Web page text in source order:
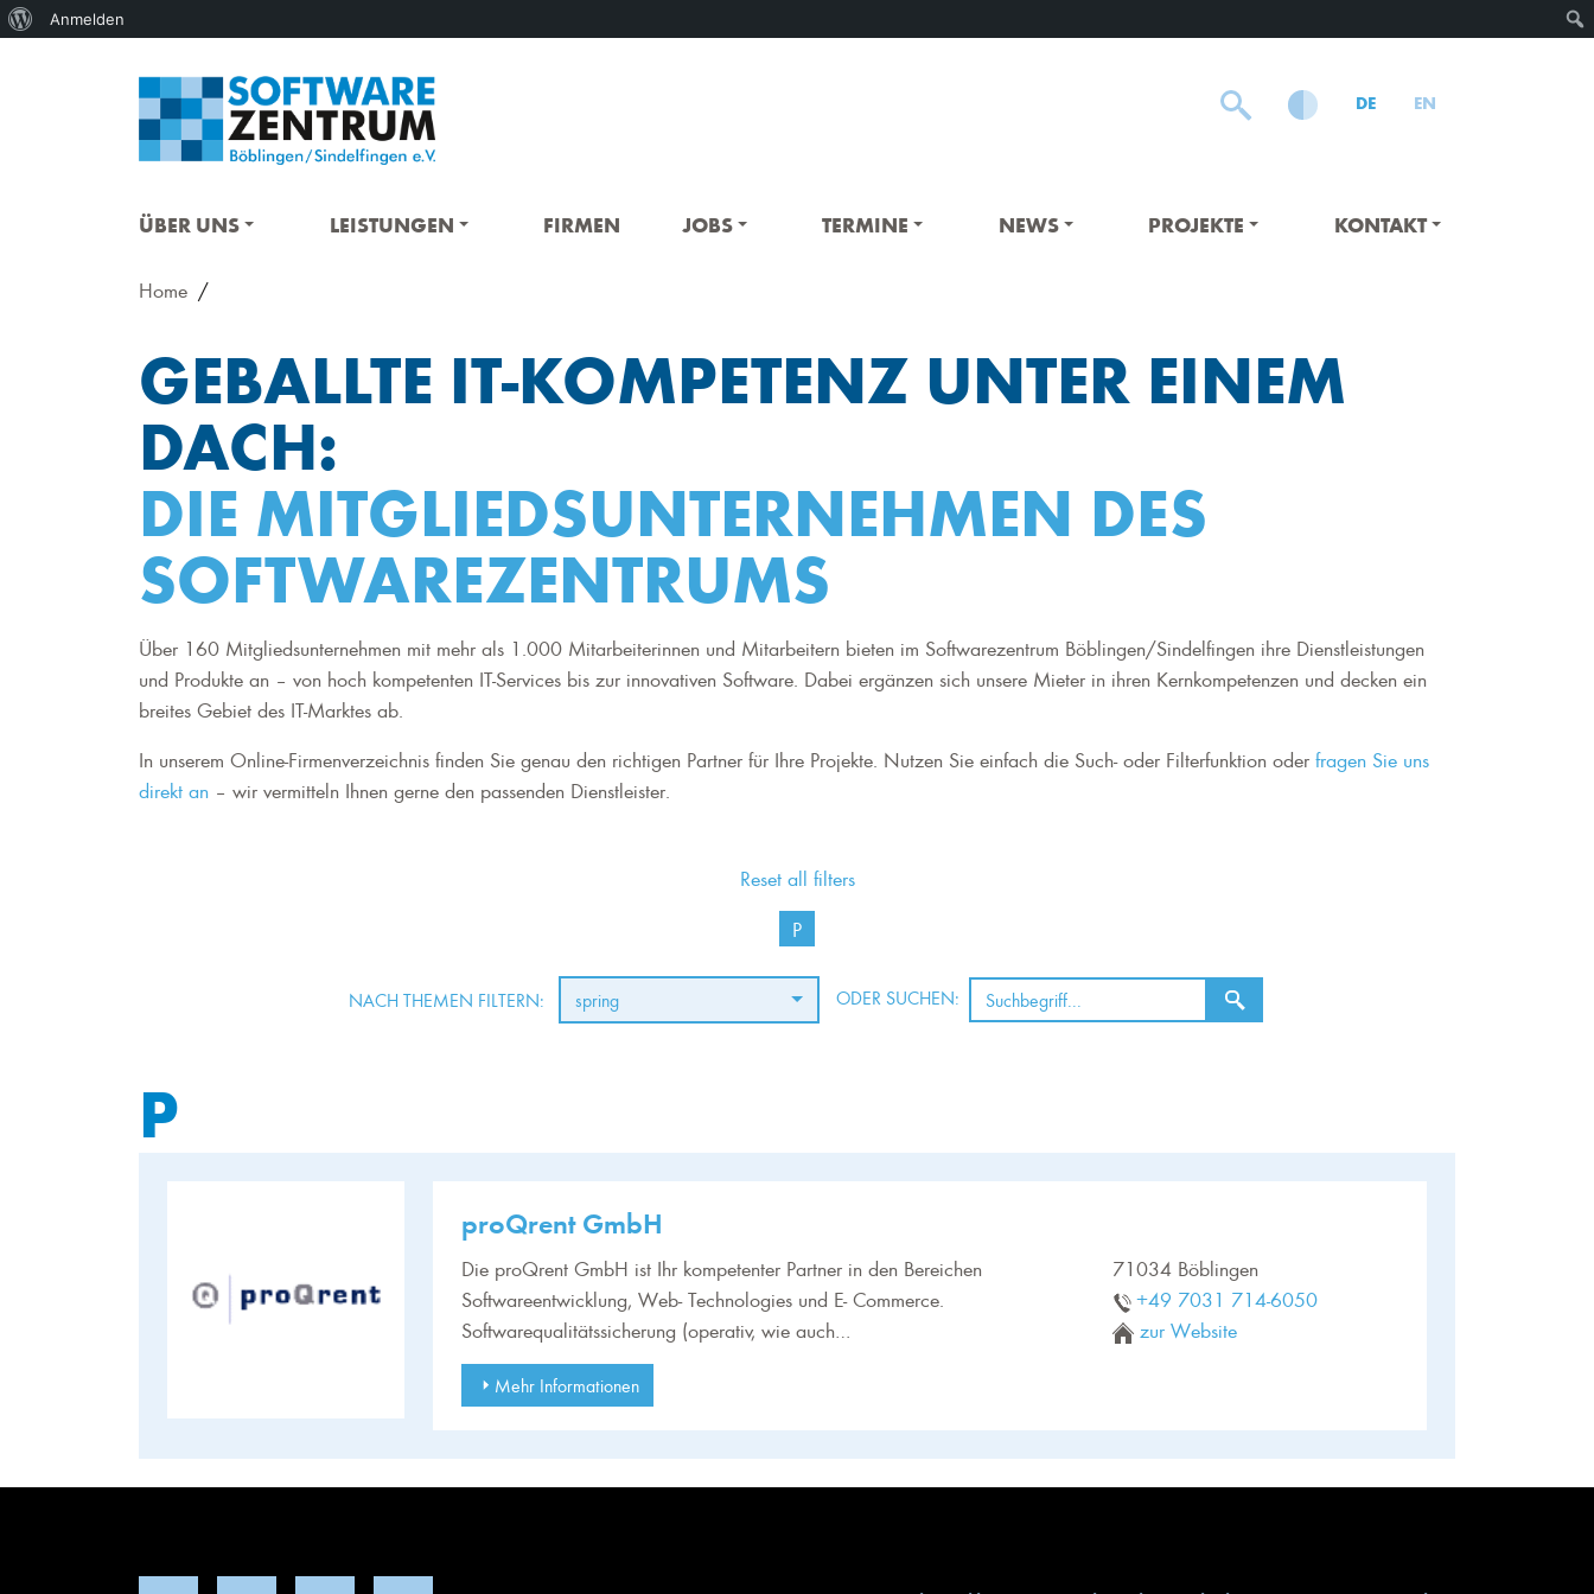
DE EN
ÜBER UNS LEISTUNGEN FIRMEN JOBS TERMINE NEWS PROJEKTE KONTAKT
Home
GEBALLTE IT-KOMPETENZ UNTER EINEM
DACH:
DIE MITGLIEDSUNTERNEHMEN DES
SOFTWAREZENTRUMS
Über 160 Mitgliedsunternehmen mit mehr als 1.000 Mitarbeiterinnen und Mitarbeitern bieten im Softwarezentrum Böblingen/Sindelfingen ihre Dienstleistungen
und Produkte an – von hoch kompetenten IT-Services bis zur innovativen Software. Dabei ergänzen sich unsere Mieter in ihren Kernkompetenzen und decken ein
breites Gebiet des IT-Marktes ab.
In unserem Online-Firmenverzeichnis finden Sie genau den richtigen Partner für Ihre Projekte. Nutzen Sie einfach die Such- oder Filterfunktion oder fragen Sie uns
direkt an – wir vermitteln Ihnen gerne den passenden Dienstleister.
Reset all filters
P
NACH THEMEN FILTERN: spring ODER SUCHEN:
P
proQrent GmbH
Die proQrent GmbH ist Ihr kompetenter Partner in den Bereichen
Softwareentwicklung, Web- Technologies und E- Commerce.
Softwarequalitätssicherung (operativ, wie auch…
Mehr Informationen
71034 Böblingen
+49 7031 714-6050
zur Website
Über
Anmelden